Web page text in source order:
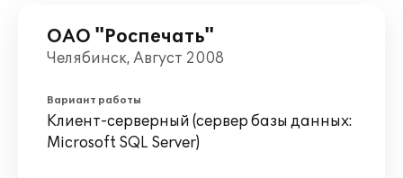
ОАО "Роспечать"
Челябинск, Август 2008
Вариант работы
Клиент-серверный (сервер базы данных:
Microsoft SQL Server)